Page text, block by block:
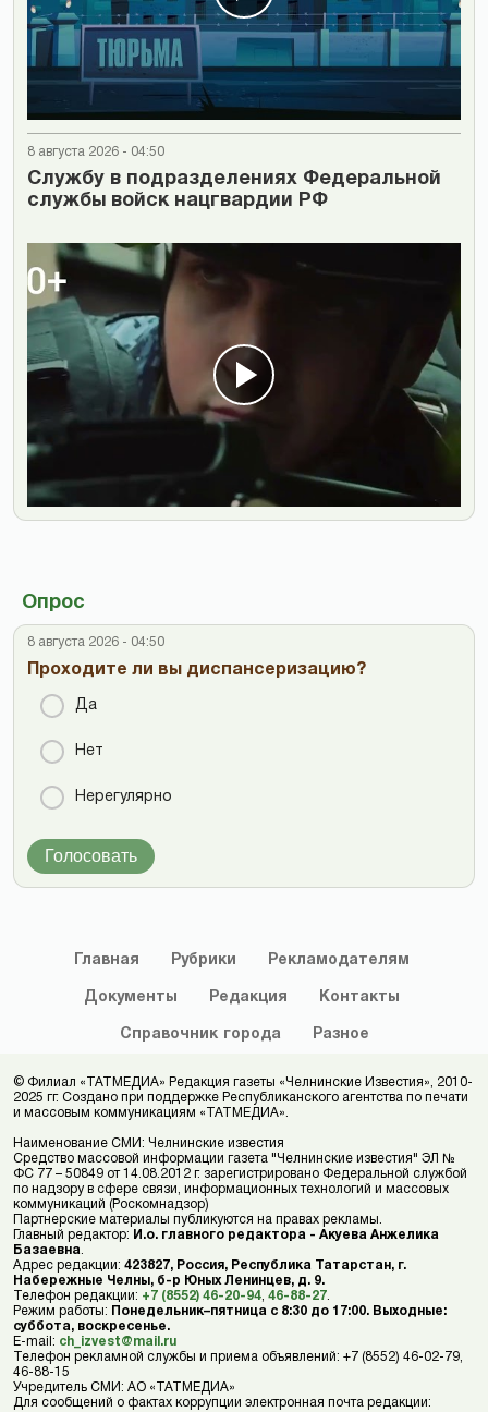
8 августа 2026 - 04:50
Cлужбу в подразделениях Федеральной
службы войск нацгвардии РФ
Опрос
8 августа 2026 - 04:50
Проходите ли вы диспансеризацию?
Да
Нет
Нерегулярно
Голосовать
Главная Рубрики Рекламодателям
Документы Редакция Контакты
Справочник города Разное
© Филиал «ТАТМЕДИА» Редакция газеты «Челнинские Известия», 2010-
2025 гг. Создано при поддержке Республиканского агентства по печати
и массовым коммуникациям «ТАТМЕДИА».
Наименование СМИ: Челнинские известия
Средство массовой информации газета "Челнинские известия" ЭЛ №
ФС 77 – 50849 от 14.08.2012 г. зарегистрировано Федеральной службой
по надзору в сфере связи, информационных технологий и массовых
коммуникаций (Роскомнадзор)
Партнерские материалы публикуются на правах рекламы.
Главный редактор: И.о. главного редактора - Акуева Анжелика
Базаевна
Адрес редакции: 423827, Россия, Республика Татарстан, г.
Набережные Челны, б-р Юных Ленинцев, д. 9.
Телефон редакции: +7 (8552) 46-20-94 46-88-27
Режим работы: Понедельник–пятница с 8:30 до 17:00. Выходные:
суббота, воскресенье.
E-mail: ch_izvest@mail.ru
Телефон рекламной службы и приема объявлений: +7 (8552) 46-02-79,
46-88-15
Учредитель СМИ: АО «ТАТМЕДИА»
Для сообщений о фактах коррупции электронная почта редакции: